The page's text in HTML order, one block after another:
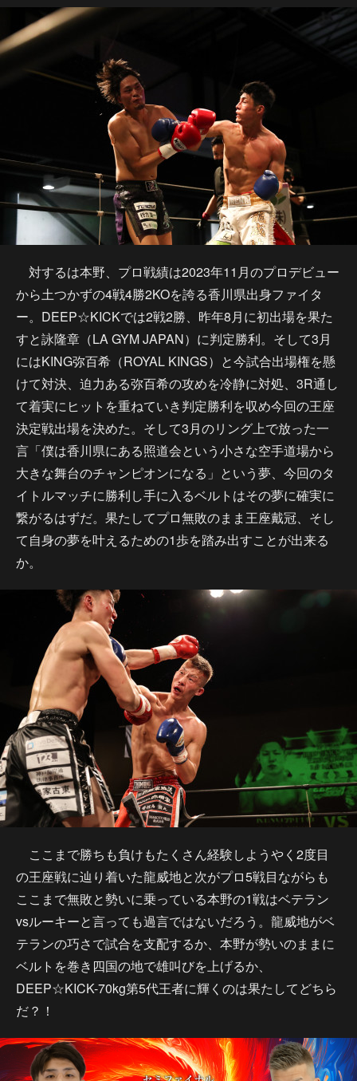
対するは本野、プロ戦績は2023年11月のプロデビュー
から土つかずの4戦4勝2KOを誇る香川県出身ファイタ
ー。DEEP☆KICKでは2戦2勝、昨年8月に初出場を果た
すと詠隆章（LA GYM JAPAN）に判定勝利。そして3月
にはKING弥百希（ROYAL KINGS）と今試合出場権を懸
けて対決、迫力ある弥百希の攻めを冷静に対処、3R通し
て着実にヒットを重ねていき判定勝利を収め今回の王座
決定戦出場を決めた。そして3月のリング上で放った一
言「僕は香川県にある照道会という小さな空手道場から
大きな舞台のチャンピオンになる」という夢、今回のタ
イトルマッチに勝利し手に入るベルトはその夢に確実に
繋がるはずだ。果たしてプロ無敗のまま王座戴冠、そし
て自身の夢を叶えるための1歩を踏み出すことが出来る
か。
ここまで勝ちも負けもたくさん経験しようやく2度目
の王座戦に辿り着いた龍威地と次がプロ5戦目ながらも
ここまで無敗と勢いに乗っている本野の1戦はベテラン
vsルーキーと言っても過言ではないだろう。龍威地がベ
テランの巧さで試合を支配するか、本野が勢いのままに
ベルトを巻き四国の地で雄叫びを上げるか、
DEEP☆KICK-70kg第5代王者に輝くのは果たしてどちら
だ？！